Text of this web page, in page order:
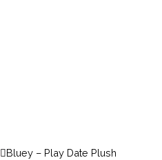
Bluey – Play Date Plush